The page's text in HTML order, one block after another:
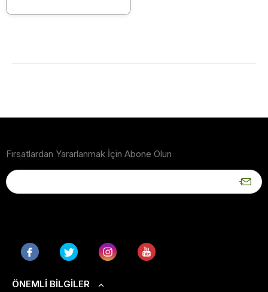
ÖNEMLI BILGILER
Fırsatlardan Yararlanmak İçin Abone Olun